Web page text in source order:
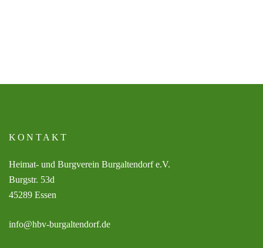
KONTAKT
Heimat- und Burgverein Burgaltendorf e.V.
Burgstr. 53d
45289 Essen
info@hbv-burgaltendorf.de